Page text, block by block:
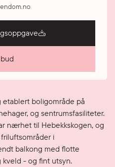
boligområde på
og sentrumsfasiliteter.
nærhet til Hebekkskogen, og
i
balkong med flotte
- og fint utsyn.